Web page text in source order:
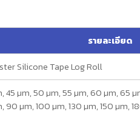
รายละเอียด
Silicone Tape Log Roll
45 µm, 50 µm, 55 µm, 60 µm, 65
90 µm, 100 µm, 130 µm, 150 µm,